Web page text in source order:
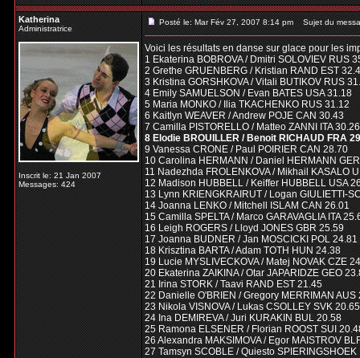
Katherina
Administratrice
Inscrit le: 21 Jan 2007
Messages: 424
Posté le: Mar Fév 27, 2007 8:14 pm Sujet du
Voici les résultats en danse sur glace pour les
1 Ekaterina BOBROVA / Dmitri SOLOVIEV RUS
2 Grethe GRUENBERG / Kristian RAND EST
3 Kristina GORSHKOVA / Vitali BUTIKOV RUS
4 Emily SAMUELSON / Evan BATES USA 31.18
5 Maria MONKO / Ilia TKACHENKO RUS 31.12
6 Kaitlyn WEAVER / Andrew POJE CAN 30.43
7 Camilla PISTORELLO / Matteo ZANNI ITA 30.26
8 Elodie BROUILLER / Benoit RICHAUD FRA
9 Vanessa CRONE / Paul POIRIER CAN 28.70
10 Carolina HERMANN / Daniel HERMANN
11 Nadezhda FROLENKOVA / Mikhail KASALO
12 Madison HUBBELL / Keiffer HUBBELL USA
13 Lynn KRIENGKRAIRUT / Logan GIULIETTI-
14 Joanna LENKO / Mitchell ISLAM CAN 26.01
15 Camilla SPELTA / Marco GARAVAGLIA ITA
16 Leigh ROGERS / Lloyd JONES GBR 25.59
17 Joanna BUDNER / Jan MOSCICKI POL 24.81
18 Krisztina BARTA / Adam TOTH HUN 24.38
19 Lucie MYSLIVECKOVA / Matej NOVAK CZE
20 Ekaterina ZAIKINA / Otar JAPARIDZE GEO
21 Irina STORK / Taavi RAND EST 21.45
22 Danielle O'BRIEN / Gregory MERRIMAN AUS
23 Nikola VISNOVA / Lukas CSOLLEY SVK 20.65
24 Ina DEMIREVA / Juri KURAKIN BUL 20.58
25 Ramona ELSENER / Florian ROOST SUI
26 Alexandra MAKSIMOVA / Egor MAISTROV
27 Tamsyn SCOBLE / Quiesto SPIERINGSHOEK